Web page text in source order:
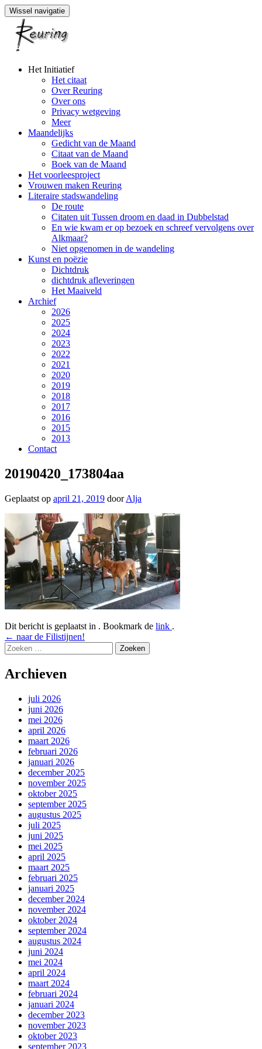
Wissel navigatie
Naar
Het Initiatief
Het citaat
Over Reuring
Over ons
Privacy wetgeving
Meer
Maandelijks
Gedicht van de Maand
Citaat van de Maand
Boek van de Maand
Het voorleesproject
Vrouwen maken Reuring
Literaire stadswandeling
De route
Citaten uit Tussen droom en daad in Dubbelstad
En wie kwam er op bezoek en schreef vervolgens over
Alkmaar?
Niet opgenomen in de wandeling
Kunst en poëzie
Dichtdruk
dichtdruk afleveringen
Het Maaiveld
Archief
2026
2025
2024
2023
2022
2021
2020
2019
2018
2017
2016
2015
2013
Contact
20190420_173804aa
Geplaatst op april 21, 2019 doorAlja
Dit bericht is geplaatst in . Bookmark de link .
Bericht
navigatie
← naar de Filistijnen!
Zoeken
naar:
Archieven
juli 2026
juni 2026
mei 2026
april 2026
maart 2026
februari 2026
januari 2026
december 2025
november 2025
oktober 2025
september 2025
augustus 2025
juli 2025
juni 2025
mei 2025
april 2025
maart 2025
februari 2025
januari 2025
december 2024
november 2024
oktober 2024
september 2024
augustus 2024
juni 2024
mei 2024
april 2024
maart 2024
februari 2024
januari 2024
december 2023
november 2023
oktober 2023
september 2023